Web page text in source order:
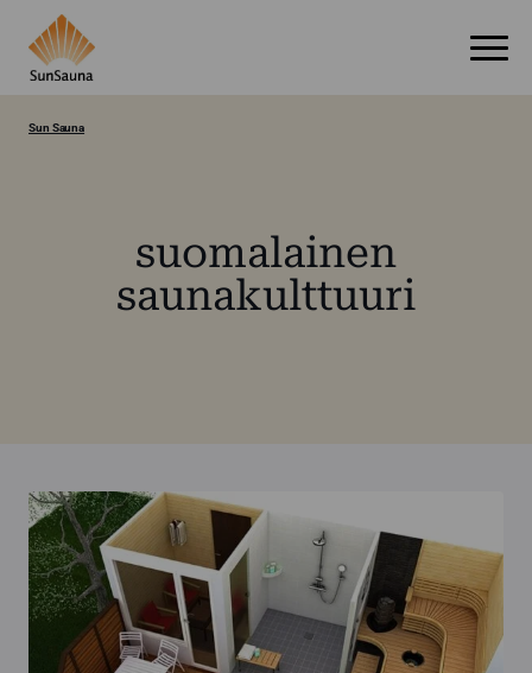
suomalainen
saunakulttuuri
Sun Sauna